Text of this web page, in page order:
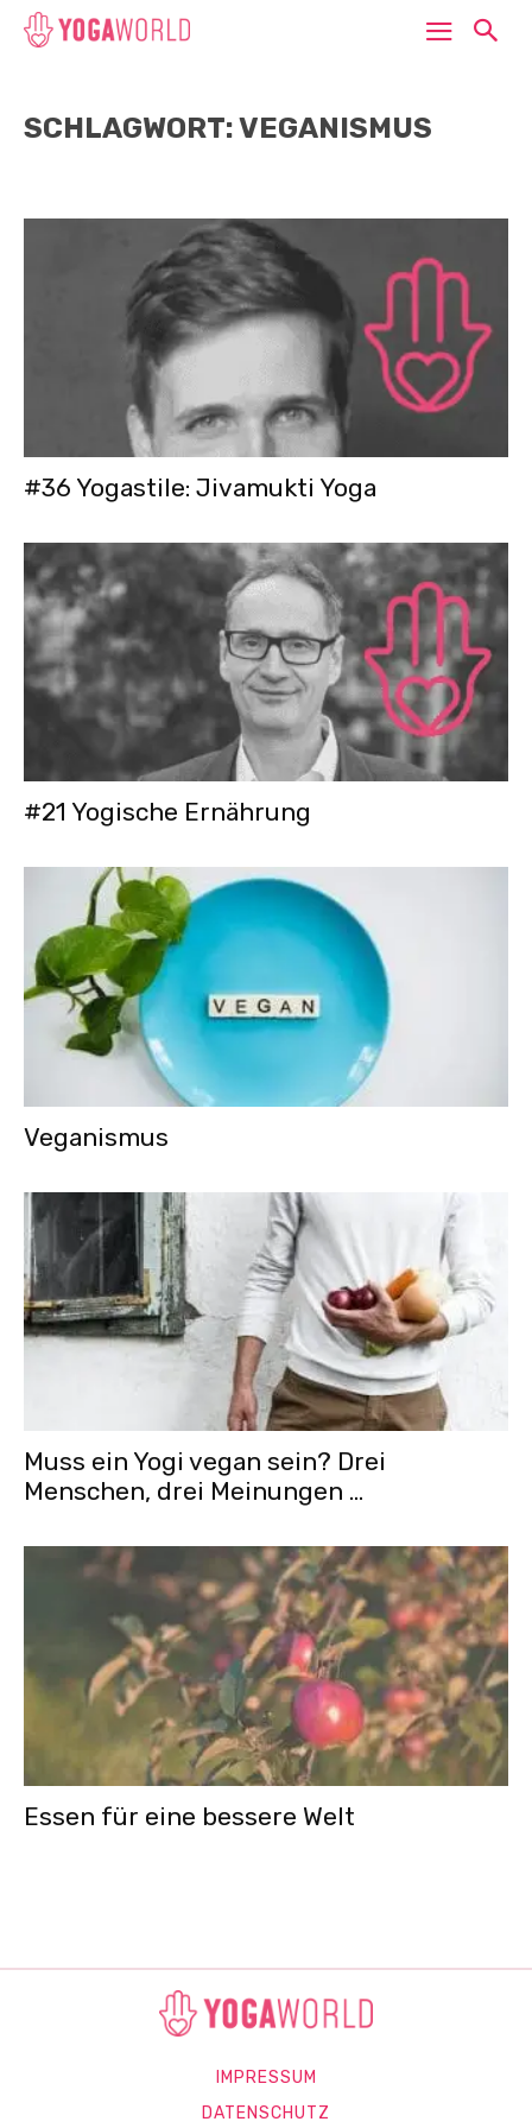
SCHLAGWORT: VEGANISMUS
#36 Yogastile: Jivamukti Yoga
#21 Yogische Ernährung
Veganismus
Muss ein Yogi vegan sein? Drei
Menschen, drei Meinungen …
Essen für eine bessere Welt
IMPRESSUM
DATENSCHUTZ